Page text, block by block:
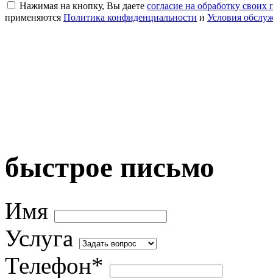
Нажимая на кнопку, Вы даете согласие на обработку
применяются Политика конфиденциальности и Условия
быстрое письмо
Имя
Услуга
Телефон*